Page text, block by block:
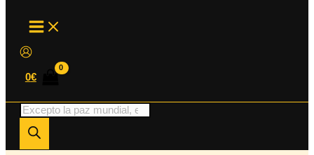
MAIN
MENU
0€
Búsqueda
de
productos